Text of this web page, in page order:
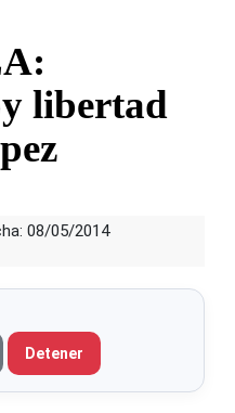
libertad
08/05/2014
Detener